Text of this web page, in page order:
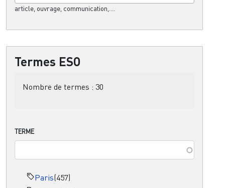
article, ouvrage, communication,....
Termes ESO
Nombre de termes : 30
TERME
Paris(457)